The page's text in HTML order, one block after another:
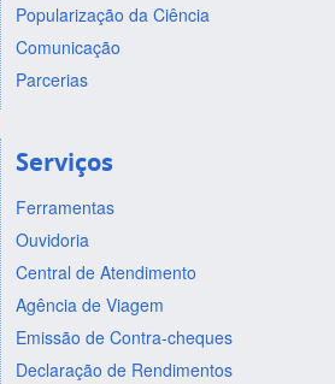
Popularização da Ciência
Comunicação
Parcerias
Serviços
Ferramentas
Ouvidoria
Central de Atendimento
Agência de Viagem
Emissão de Contra-cheques
Declaração de Rendimentos